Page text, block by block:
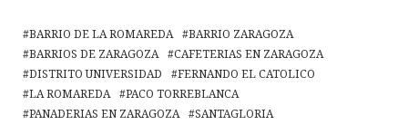
BARRIO DE LA ROMAREDA
BARRIO ZARAGOZA
BARRIOS DE ZARAGOZA
CAFETERIAS EN ZARAGOZA
DISTRITO UNIVERSIDAD
FERNANDO EL CATOLICO
LA ROMAREDA
PACO TORREBLANCA
PANADERIAS EN ZARAGOZA
SANTAGLORIA